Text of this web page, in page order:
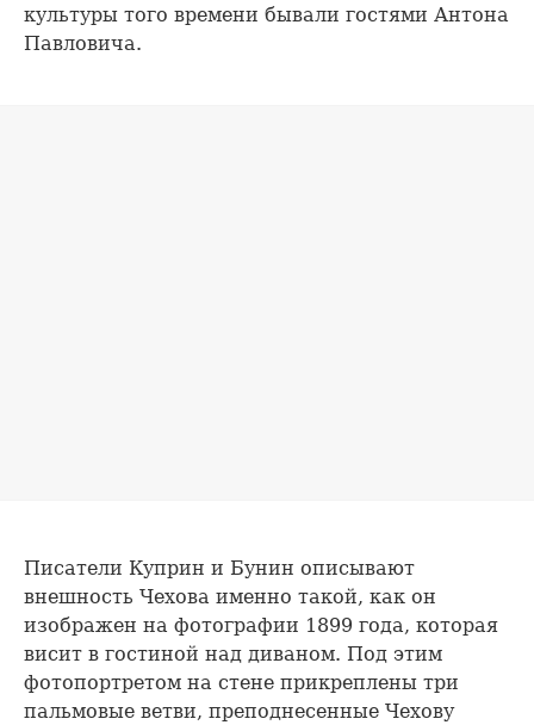
культуры того времени бывали гостями Антона
Павловича.
Писатели Куприн и Бунин описывают
внешность Чехова именно такой, как он
изображен на фотографии 1899 года, которая
висит в гостиной над диваном. Под этим
фотопортретом на стене прикреплены три
пальмовые ветви, преподнесенные Чехову